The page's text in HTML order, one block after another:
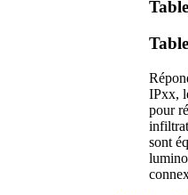
IPxx,
pour
sont